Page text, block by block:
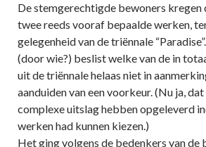
De stemgerechtigde bewoners kregen
twee reeds vooraf bepaalde werken,
gelegenheid van de triënnale
(door wie?) beslist welke van de in
uit de triënnale helaas niet in
aanduiden van een voorkeur. (Nu ja,
complexe uitslag hebben opgeleverd
werken had kunnen kiezen.)
Het ging volgens de bedenkers van de